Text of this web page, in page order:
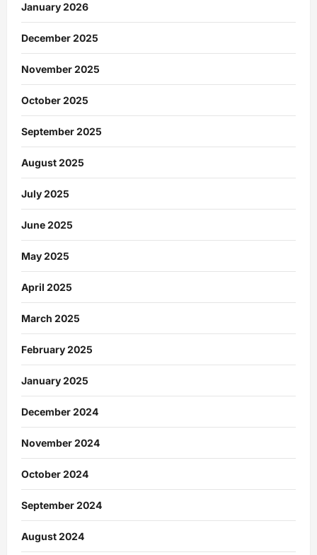
January 2026
December 2025
November 2025
October 2025
September 2025
August 2025
July 2025
June 2025
May 2025
April 2025
March 2025
February 2025
January 2025
December 2024
November 2024
October 2024
September 2024
August 2024